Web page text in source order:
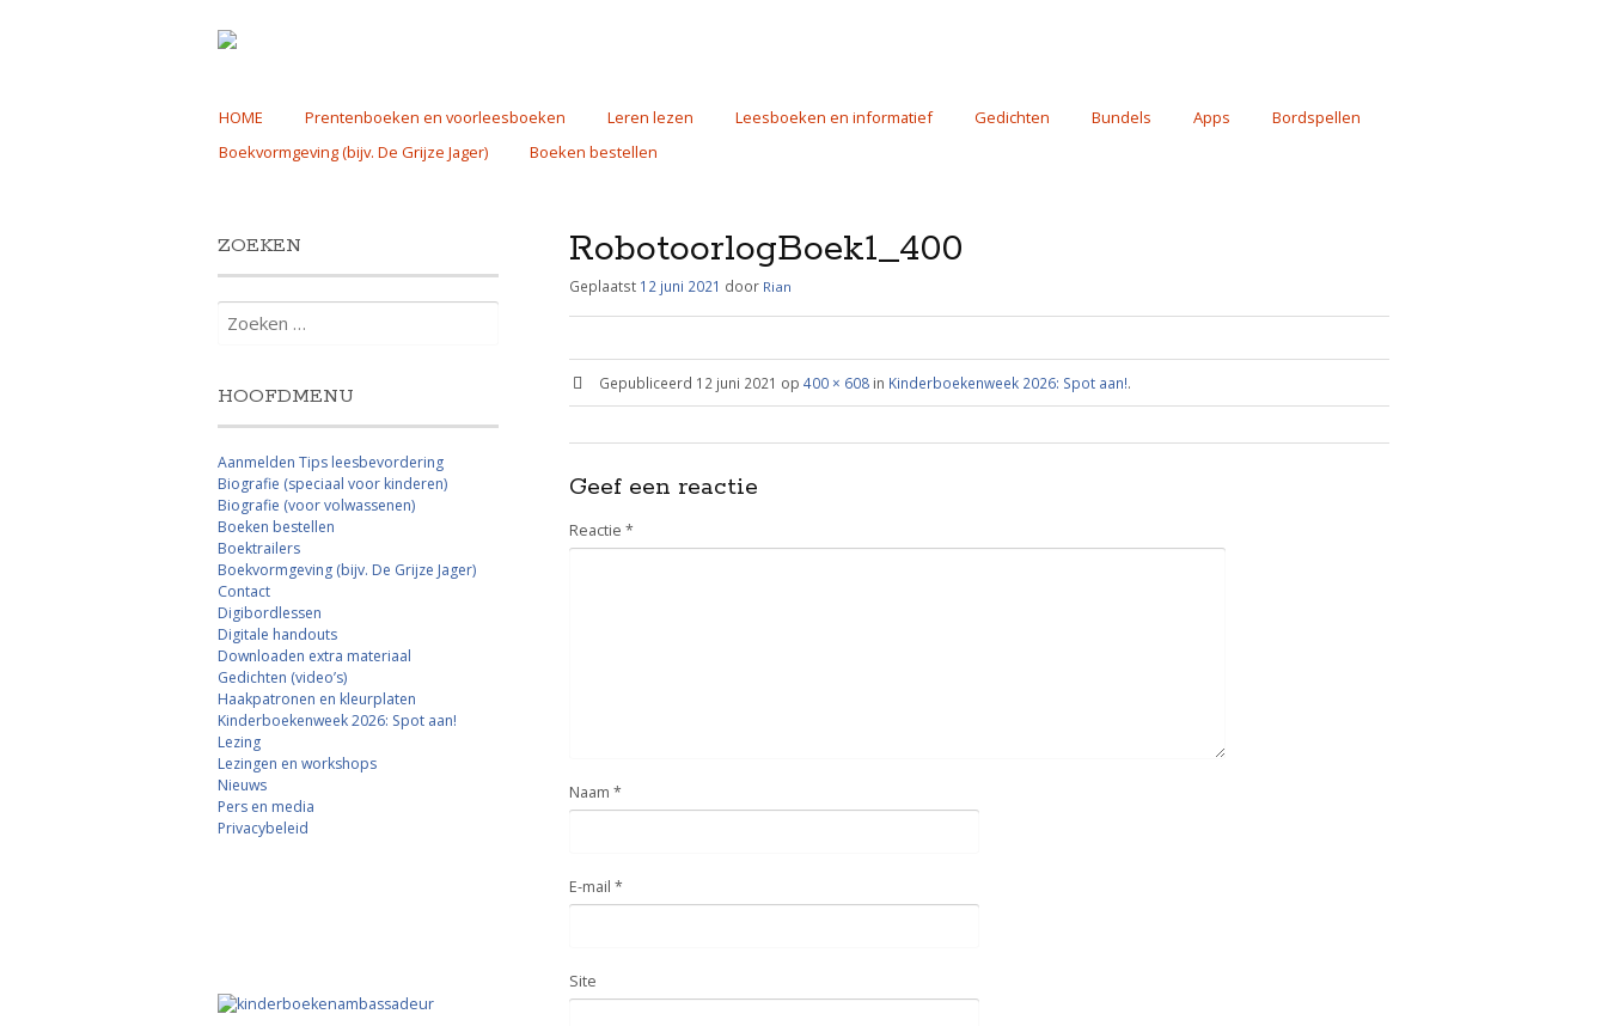
Skip
to
content
HOME Prentenboeken en voorleesboeken Leren lezen Leesboeken en informatief Gedichten Bundels Apps
Bordspellen
Boekvormgeving (bijv. De Grijze Jager)
Boeken bestellen
RobotoorlogBoek1_400
Geplaatst 12 juni 2021 door Rian
Gepubliceerd 12 juni 2021 op 400 × 608in Kinderboekenweek 2026: Spot aan!.
Geef een reactie
Reactie *
Naam *
E-mail *
Site
ZOEKEN
naar:
HOOFDMENU
Aanmelden Tips leesbevordering
Biografie (speciaal voor kinderen)
Biografie (voor volwassenen)
Boeken bestellen
Boektrailers
Boekvormgeving (bijv. De Grijze Jager)
Contact
Digibordlessen
Digitale handouts
Downloaden extra materiaal
Gedichten (video’s)
Haakpatronen en kleurplaten
Kinderboekenweek 2026: Spot aan!
Lezing
Lezingen en workshops
Nieuws
Pers en media
Privacybeleid